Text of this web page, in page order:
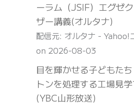
ーラム（JSIF）エグゼ
ザー講義(オルタナ)
配信元: オルタナ - Yahoo!
on 2026-08-03
目を輝かせる子どもた
トンを処理する工場見
(YBC山形放送)